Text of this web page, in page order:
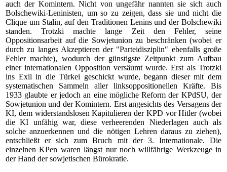
auch der Komintern. Nicht von ungefähr nannten sie sich auch
Bolschewiki-Leninisten, um so zu zeigen, dass sie und nicht die
Clique um Stalin, auf den Traditionen Lenins und der Bolschewiki
standen. Trotzki machte lange Zeit den Fehler, seine
Oppositionsarbeit auf die Sowjetunion zu beschränken (wobei er
durch zu langes Akzeptieren der "Parteidisziplin" ebenfalls große
Fehler machte), wodurch der günstigste Zeitpunkt zum Aufbau
einer internationalen Opposition versäumt wurde. Erst als Trotzki
ins Exil in die Türkei geschickt wurde, begann dieser mit dem
systematischen Sammeln aller linksoppositionellen Kräfte. Bis
1933 glaubte er jedoch an eine mögliche Reform der KPdSU, der
Sowjetunion und der Komintern. Erst angesichts des Versagens der
KI, dem widerstandslosen Kapitulieren der KPD vor Hitler (wobei
die KI unfähig war, diese verheerenden Niederlagen auch als
solche anzuerkennen und die nötigen Lehren daraus zu ziehen),
entschließt er sich zum Bruch mit der 3. Internationale. Die
einzelnen KPen waren längst nur noch willfährige Werkzeuge in
der Hand der sowjetischen Bürokratie.